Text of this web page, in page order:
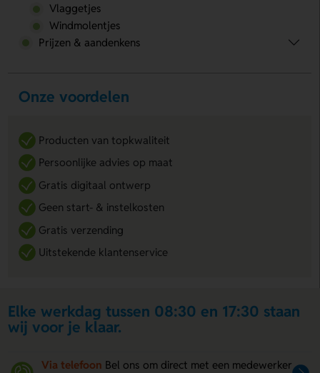
Vlaggetjes
Windmolentjes
Prijzen & aandenkens
Onze voordelen
Producten van topkwaliteit
Persoonlijke advies op maat
Gratis digitaal ontwerp
Geen start- & instelkosten
Gratis verzending
Uitstekende klantenservice
Elke werkdag tussen 08:30 en 17:30 staan
wij voor je klaar.
Via telefoon Bel ons om direct met een medewerker